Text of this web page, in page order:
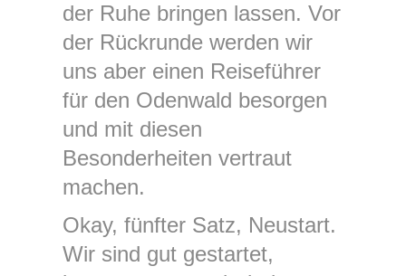
der Ruhe bringen lassen. Vor
der Rückrunde werden wir
uns aber einen Reiseführer
für den Odenwald besorgen
und mit diesen
Besonderheiten vertraut
machen.
Okay, fünfter Satz, Neustart.
Wir sind gut gestartet,